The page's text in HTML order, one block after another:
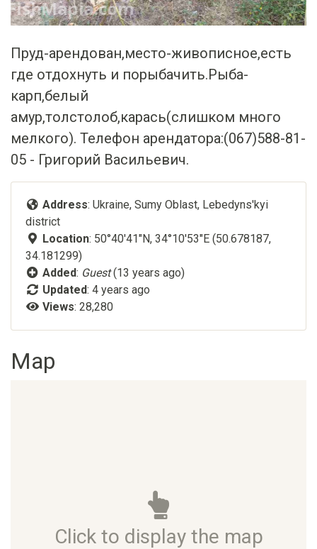
Пруд-арендован,место-живописное,есть
где отдохнуть и порыбачить.Рыба-
карп,белый
амур,толстолоб,карась(слишком много
мелкого). Телефон арендатора:(067)588-81-
05 - Григорий Васильевич.
Address: Ukraine, Sumy Oblast, Lebedyns'kyi
district
Location: 50°40'41"N, 34°10'53"E (50.678187,
34.181299)
Added: Guest(13 years ago)
Updated: 4 years ago
Views: 28,280
Map
Click to display the map